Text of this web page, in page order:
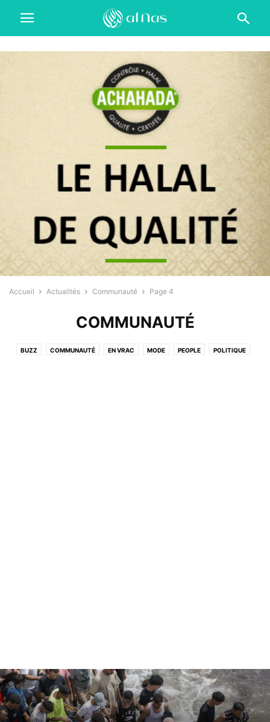
Accueil Actualités Communauté Page 4
COMMUNAUTÉ
BUZZ COMMUNAUTÉ EN VRAC MODE PEOPLE POLITIQUE